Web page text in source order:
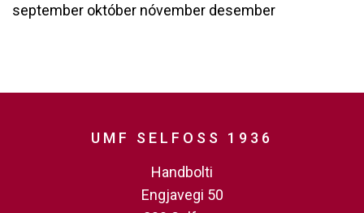
september október nóvember desember
UMF SELFOSS 1936
Handbolti
Engjavegi 50